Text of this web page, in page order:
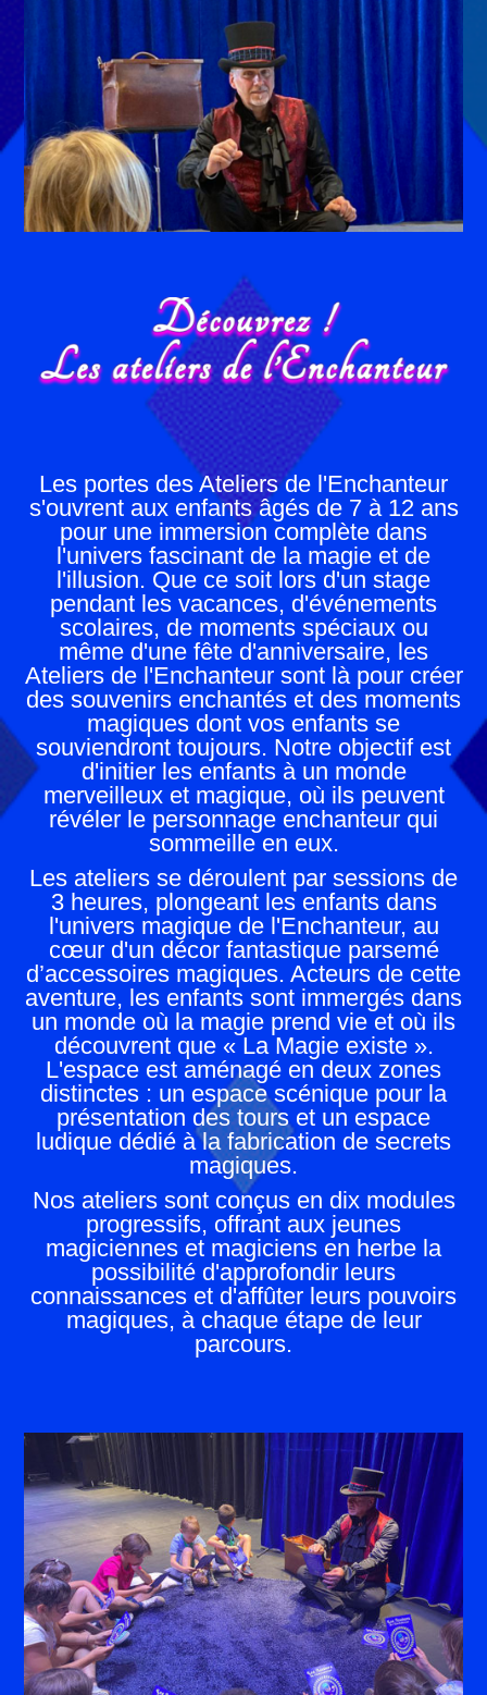
Les portes des Ateliers de l'Enchanteur
s'ouvrent aux enfants âgés de 7 à 12 ans
pour une immersion complète dans
l'univers fascinant de la magie et de
l'illusion. Que ce soit lors d'un stage
pendant les vacances, d'événements
scolaires, de moments spéciaux ou
même d'une fête d'anniversaire, les
Ateliers de l'Enchanteur sont là pour créer
des souvenirs enchantés et des moments
magiques dont vos enfants se
souviendront toujours. Notre objectif est
d'initier les enfants à un monde
merveilleux et magique, où ils peuvent
révéler le personnage enchanteur qui
sommeille en eux.
Les ateliers se déroulent par sessions de
3 heures, plongeant les enfants dans
l'univers magique de l'Enchanteur, au
cœur d'un décor fantastique parsemé
d’accessoires magiques. Acteurs de cette
aventure, les enfants sont immergés dans
un monde où la magie prend vie et où ils
découvrent que « La Magie existe ».
L'espace est aménagé en deux zones
distinctes : un espace scénique pour la
présentation des tours et un espace
ludique dédié à la fabrication de secrets
magiques.
Nos ateliers sont conçus en dix modules
progressifs, offrant aux jeunes
magiciennes et magiciens en herbe la
possibilité d'approfondir leurs
connaissances et d'affûter leurs pouvoirs
magiques, à chaque étape de leur
parcours.